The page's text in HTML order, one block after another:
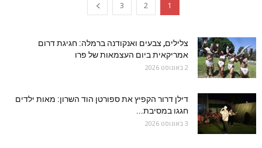
1
2
3
צלילים, צבעים ואנקודנה ברמלה: חגיגת דרום
אמריקאית ביום העצמאות של פרו
2 באוגוסט 2026
דילן דרור הקפיץ את ספורטן הוד השרון: מאות ילדים
חגגו במסיבת...
3 באוגוסט 2026